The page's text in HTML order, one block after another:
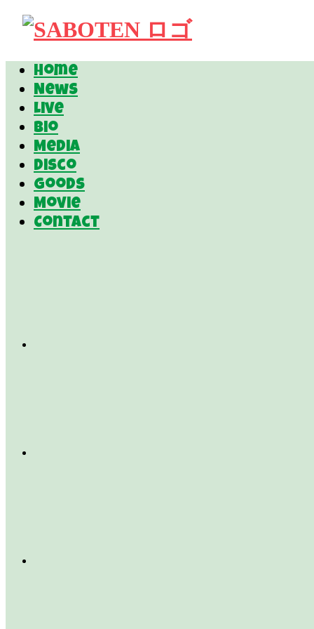
Home
News
Live
Bio
Media
Disco
Goods
Movie
Contact